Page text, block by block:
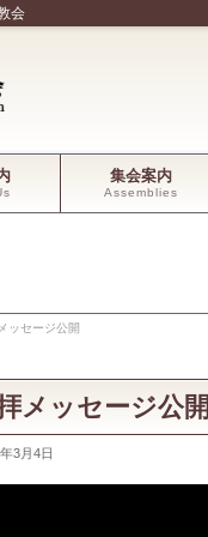
会
集会案内
Assemblies
ッセージ公開
メッセージ公開
3月4日